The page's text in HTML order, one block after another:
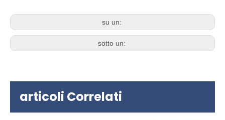
su un:
sotto un:
articoli Correlati